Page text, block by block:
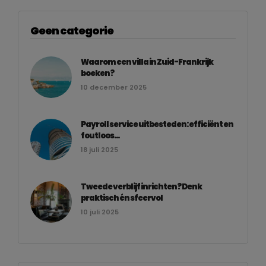
Geen categorie
Waarom een villa in Zuid-Frankrijk
boeken?
10 december 2025
Payroll service uitbesteden: efficiënt en
foutloos...
18 juli 2025
Tweede verblijf inrichten? Denk
praktisch én sfeervol
10 juli 2025